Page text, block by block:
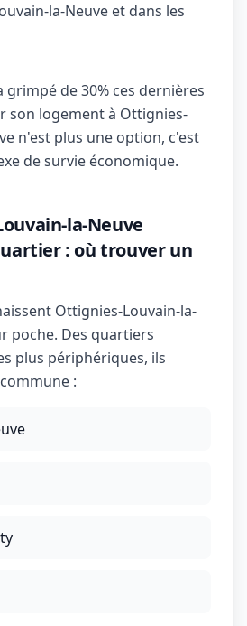
la-Neuve et dans les
grimpé de 30% ces dernières
son logement à Ottignies-
n'est plus une option, c'est
de survie économique.
la-Neuve
: où trouver un
Ottignies-Louvain-la-
poche. Des quartiers
plus périphériques, ils
: